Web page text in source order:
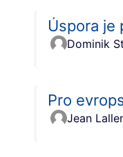
Úspora je
Dominik
Pro
Jean